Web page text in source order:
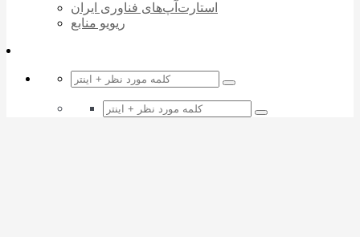
استارت‌آپ‌های فناوری ایران
ریویو منابع